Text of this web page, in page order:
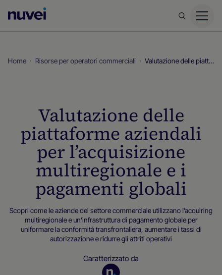
di
Home Risorse per operatori commerciali Valutazione delle piattaforme aziendali per l’acquisizione multiregionale e i pagamenti globali
Valutazione delle
piattaforme aziendali
per l’acquisizione
multiregionale e i
pagamenti globali
Scopri come le aziende del settore commerciale utilizzano l’acquiring
multiregionale e un’infrastruttura di pagamento globale per
uniformare la conformità transfrontaliera, aumentare i tassi di
autorizzazione e ridurre gli attriti operativi
Caratterizzato da